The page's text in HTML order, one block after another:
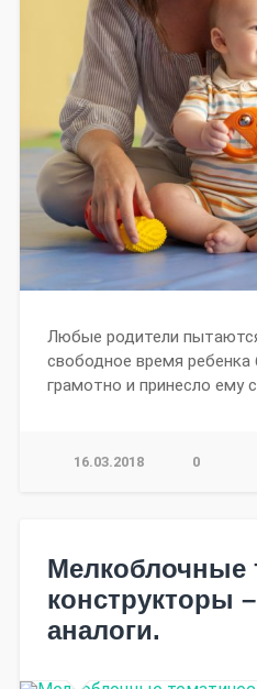
Любые родители
свободное время ребенка
грамотно и принесло ему
16.03.2018 0
Мелкоблочные
конструкторы
аналоги.